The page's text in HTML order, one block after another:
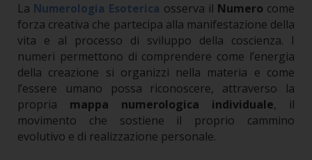
La Numerologia Esoterica osserva il Numero come
forza creativa che partecipa alla manifestazione della
vita e al processo di sviluppo della coscienza. I
numeri permettono di comprendere come l’energia
della creazione si organizzi nella materia e come
l’essere umano possa riconoscere, attraverso la
propria mappa numerologica individuale, il
movimento che sostiene il proprio cammino
evolutivo e di realizzazione personale.